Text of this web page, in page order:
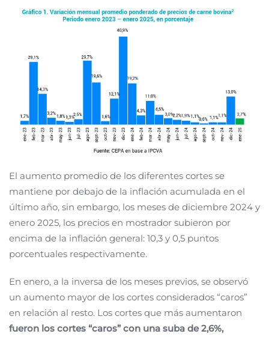
El aumento promedio de los diferentes cortes se
mantiene por debajo de la inflación acumulada en el
último año, sin embargo, los meses de diciembre 2024 y
enero 2025, los precios en mostrador subieron por
encima de la inflación general: 10,3 y 0,5 puntos
porcentuales respectivamente.
En enero, a la inversa de los meses previos, se observó
un aumento mayor de los cortes considerados “caros”
en relación al resto. Los cortes que más aumentaron
fueron los cortes “caros” con una suba de 2,6%,